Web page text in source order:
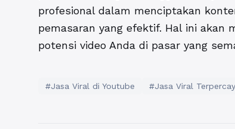
profesional dalam menciptakan
pemasaran yang efektif. Hal ini akan
potensi video Anda di pasar yang
#Jasa Viral di Youtube #Jasa Viral